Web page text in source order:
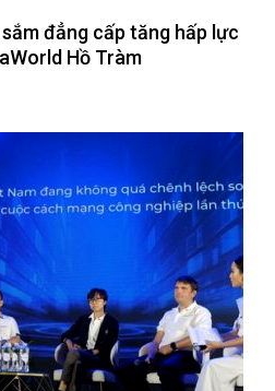
đẳng cấp tăng hấp lực
Hồ Tràm